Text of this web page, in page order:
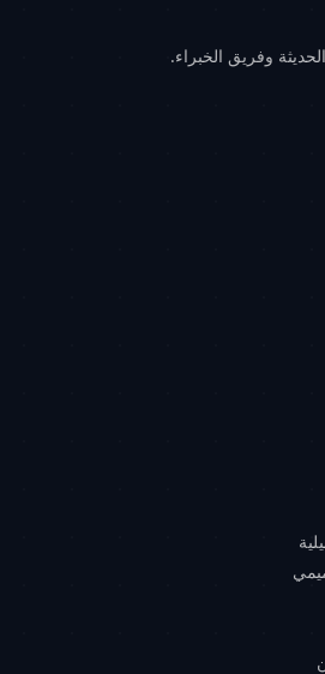
الأطفال
تكون العوامل المزيدة
وعدم استخدام معجون
مينا وجفاف فم وأجهزة
صحية خاصة ومحتوى سكر
كثيفة للتسوس وعدم
فلورايد مرتين يوميًا
المنتظمة المبنية على
عند الحاجة وتقليل
وسد الشقوق واللعاب
أسنان الأطفال؟
وفريق الخبراء.